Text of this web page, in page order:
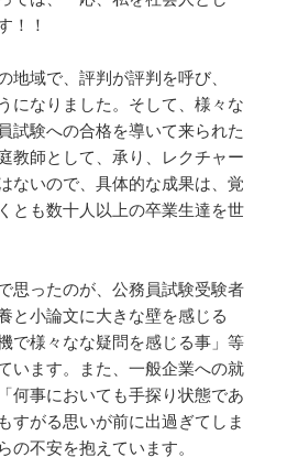
！！
地域で、評判が評判を呼び、
になりました。そして、様々な
試験への合格を導いて来られた
教師として、承り、レクチャー
ないので、具体的な成果は、覚
とも数十人以上の卒業生達を世
思ったのが、公務員試験受験者
と小論文に大きな壁を感じる
で様々なな疑問を感じる事」等
います。また、一般企業への就
何事においても手探り状態であ
すがる思いが前に出過ぎてしま
の不安を抱えています。